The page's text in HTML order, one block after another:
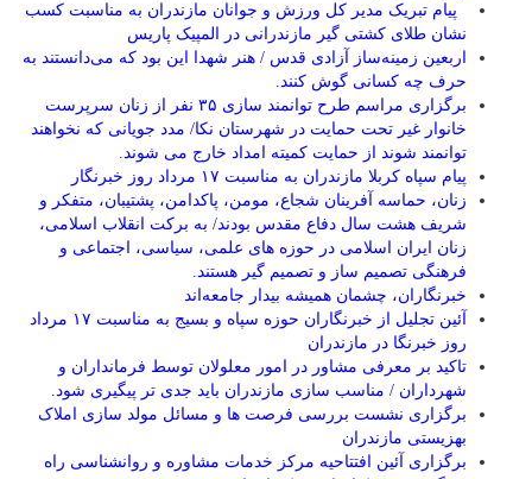
‍ ‍ پیام تبریک مدیر کل ورزش و جوانان مازندران به مناسبت کسب
نشان طلای کشتی گیر مازندرانی در المپیک پاریس
اربعین زمینه‌ساز آزادی قدس / هنر شهدا این بود که می‌دانستند به
حرف چه کسانی گوش کنند.
برگزاری مراسم طرح توانمند سازی ۳۵ نفر از زنان سرپرست
خانوار غیر تحت حمایت در شهرستان نکا/ مدد جویانی که نخواهند
توانمند شوند از حمایت کمیته امداد خارج می شوند.
پیام سپاه کربلا مازندران به مناسبت ۱۷ مرداد روز خبرنگار
زنان، حماسه آفرینان شجاع، مومن، پاکدامن، پشتیبان، متفکر و
شریف هشت سال دفاع مقدس بودند/ به برکت انقلاب اسلامی،
زنان ایران اسلامی در حوزه های علمی، سیاسی، اجتماعی و
فرهنگی تصمیم ساز و تصمیم گیر هستند.
خبرنگاران، چشمان همیشه بیدار جامعه‌اند
آئین تجلیل از خبرنگاران حوزه سپاه و بسیج به مناسبت ۱۷ مرداد
روز خبرنگا در مازندران
تاکید بر معرفی مشاور در امور معلولان توسط فرمانداران و
شهرداران / مناسب سازی مازندران باید جدی تر پیگیری شود.
برگزاری نشست بررسی فرصت ها و مسائل مولد سازی املاک
بهزیستی مازندران
برگزاری آئین افتتاحیه مرکز خدمات مشاوره و روانشناسی راه